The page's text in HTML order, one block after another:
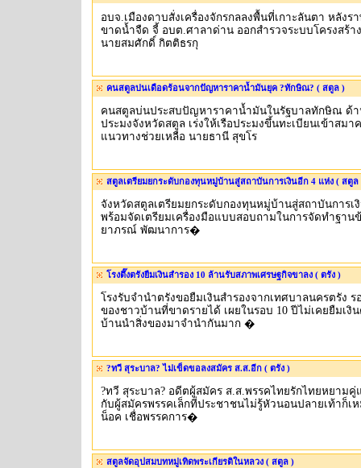
อบจ.เมืองดาบสั่งเครื่องจักรกลลงพื้นที่เกาะลันตา หลัง
ขาดน้ำจืด จี้ อบต.ศาลาด่าน ออกสำรวจระบบโครงสร้า
นายสมศักดิ์ กิตติธรกุ
คนสตูลบ่นเดือดร้อนจากปัญหาราคาน้ำมันยุค ?ทักษิณ? ( สตูล )
คนสตูลบ่นประสบปัญหาราคาน้ำมันในรัฐบาลทักษิณ ด้
ประมงจังหวัดสตูล เร่งให้เรือประมงขึ้นทะเบียนเข้าสมา
แนวทางช่วยเหลือ นายธานี สุขโร
สตูลเตรียมยกระดับกองทุนหมู่บ้านสู่สถาบันการเงินอีก 4 แห่ง ( สตูล
จังหวัดสตูลเตรียมยกระดับกองทุนหมู่บ้านสู่สถาบันการเ
พร้อมจัดเตรียมเครื่องมือแบบสอบถามในการจัดทำฐาน
ยาภรณ์ พัฒนาการ�
โรงตึ๊งตรังยืมเงินสำรอง 10 ล้านรับสภาพเศรษฐกิจขาลง ( ตรัง )
โรงรับจำนำตรังขอยืมเงินสำรองจากเทศบาลนครตรัง
ของชาวบ้านที่ขาดรายได้ เผยในรอบ 10 ปีไม่เคยยืมเงิ
บ้านนำสิ่งของมาจำนำกันมาก �
?ทวี สุระบาล? ไม่เข็ดขอลงสมัคร ส.ส.อีก ( ตรัง )
?ทวี สุระบาล? อดีตผู้สมัคร ส.ส.พรรคไทยรักไทยหยาม
กับผู้สมัครพรรคเล็กที่ประชาชนไม่รู้หัวนอนปลายเท้าก็เ
น็อค เชื่อพรรคการ�
สตูลจัดอุปสมบทหมู่เทิดพระเกียรติในหลวง ( สตูล )